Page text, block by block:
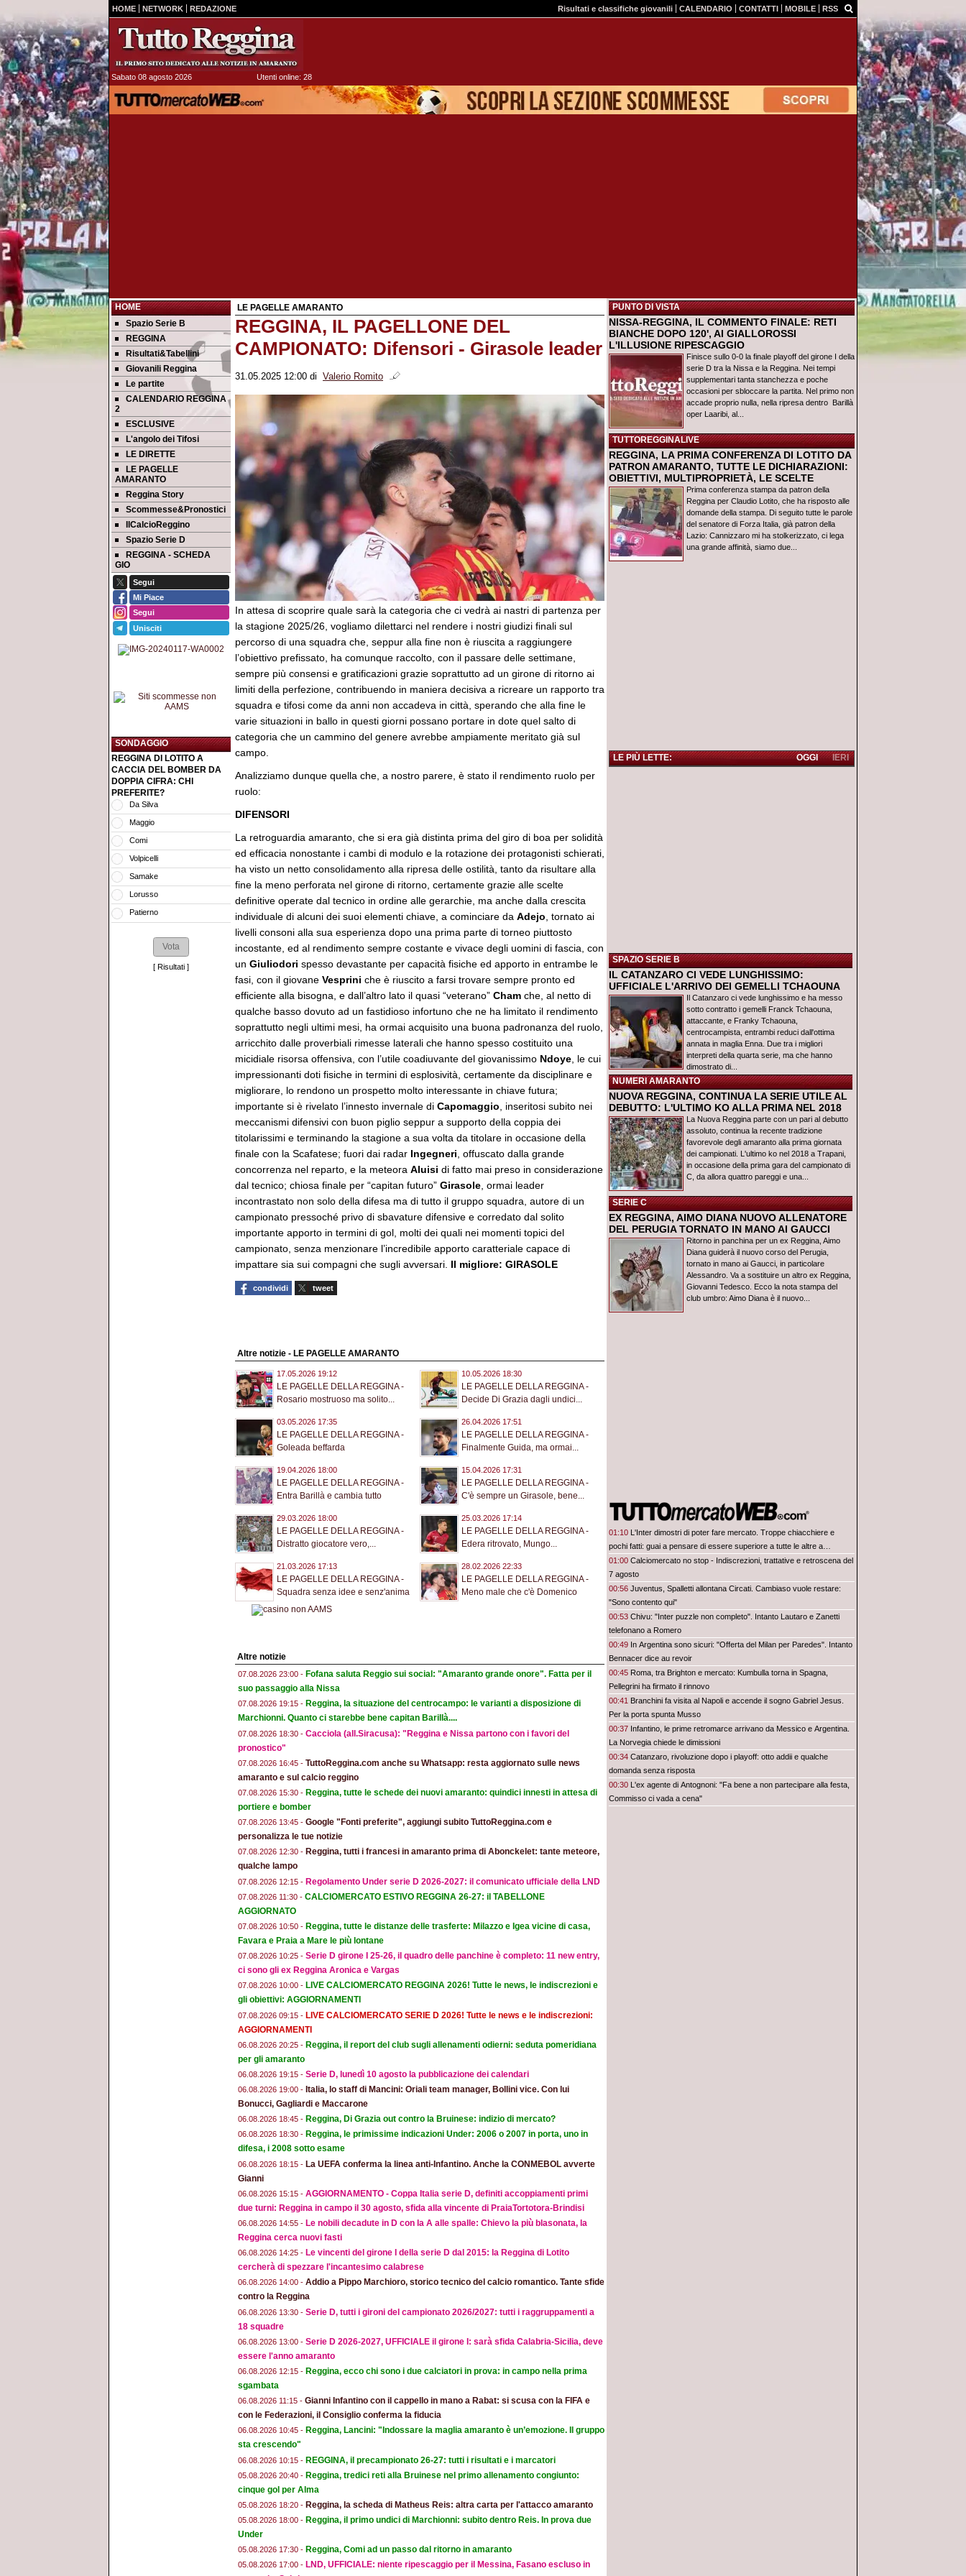
HOME NETWORK REDAZIONE Risultati e classifiche giovanili CALENDARIO CONTATTI MOBILE RSS
Sabato 08 agosto 2026 Utenti online: 28
HOME
Spazio Serie B
REGGINA
Risultati&Tabellini
Giovanili Reggina
Le partite
CALENDARIO REGGINA
2
ESCLUSIVE
L'angolo dei Tifosi
LE DIRETTE
LE PAGELLE
AMARANTO
Reggina Story
Scommesse&Pronostici
IlCalcioReggino
Spazio Serie D
REGGINA - SCHEDA
GIO
Segui
Mi Piace
Segui
Unisciti
SONDAGGIO
REGGINA DI LOTITO A
CACCIA DEL BOMBER DA
DOPPIA CIFRA: CHI
PREFERITE?
Da Silva
Maggio
Comi
Volpicelli
Samake
Lorusso
Patierno
[ Risultati ]
LE PAGELLE AMARANTO
REGGINA, IL PAGELLONE DEL
CAMPIONATO: Difensori - Girasole leader
31.05.2025 12:00 di Valerio Romito
In attesa di scoprire quale sarà la categoria che ci vedrà ai nastri di partenza per
la stagione 2025/26, vogliamo dilettarci nel rendere i nostri giudizi finali sul
percorso di una squadra che, seppur alla fine non è riuscita a raggiungere
l’obiettivo prefissato, ha comunque raccolto, con il passare delle settimane,
sempre più consensi e gratificazioni grazie soprattutto ad un girone di ritorno ai
limiti della perfezione, contribuendo in maniera decisiva a ricreare un rapporto tra
squadra e tifosi come da anni non accadeva in città, sperando che alla fine le
varie situazioni in ballo in questi giorni possano portare in dote quel salto di
categoria che un cammino del genere avrebbe ampiamente meritato già sul
campo.
Analizziamo dunque quella che, a nostro parere, è stato il rendimento ruolo per
ruolo:
DIFENSORI
La retroguardia amaranto, che si era già distinta prima del giro di boa per solidità
ed efficacia nonostante i cambi di modulo e la rotazione dei protagonisti schierati,
ha visto un netto consolidamento alla ripresa delle ostilità, tanto da risultare alla
fine la meno perforata nel girone di ritorno, certamente grazie alle scelte
definitive operate dal tecnico in ordine alle gerarchie, ma anche dalla crescita
individuale di alcuni dei suoi elementi chiave, a cominciare da Adejo , tornato ai
livelli consoni alla sua esperienza dopo una prima parte di torneo piuttosto
incostante, ed al rendimento sempre costante e vivace degli uomini di fascia, con
un Giuliodori spesso devastante per capacità fisiche ed apporto in entrambe le
fasi, con il giovane Vesprini che è riuscito a farsi trovare sempre pronto ed
efficiente alla bisogna, e dall’altro lato il quasi “veterano” Cham che, al netto di
qualche basso dovuto ad un fastidioso infortuno che ne ha limitato il rendimento
soprattutto negli ultimi mesi, ha ormai acquisito una buona padronanza del ruolo,
arricchito dalle proverbiali rimesse laterali che hanno spesso costituito una
micidiale risorsa offensiva, con l’utile coadiuvante del giovanissimo Ndoye , le cui
impressionanti doti fisiche in termini di esplosività, certamente da disciplinare e
migliorare, lo rendono un prospetto molto interessante in chiave futura;
importante si è rivelato l’innesto invernale di Capomaggio , inseritosi subito nei
meccanismi difensivi con buon piglio seppur a supporto della coppia dei
titolarissimi e terminando la stagione a sua volta da titolare in occasione della
finale con la Scafatese; fuori dai radar Ingegneri , offuscato dalla grande
concorrenza nel reparto, e la meteora Aluisi di fatto mai preso in considerazione
dal tecnico; chiosa finale per “capitan futuro” Girasole , ormai leader
incontrastato non solo della difesa ma di tutto il gruppo squadra, autore di un
campionato pressoché privo di sbavature difensive e corredato dal solito
importante apporto in termini di gol, molti dei quali nei momenti topici del
campionato, senza menzionare l’incredibile apporto caratteriale capace di
impattare sia sui compagni che sugli avversari. Il migliore: GIRASOLE
condividi tweet
Altre notizie - LE PAGELLE AMARANTO
17.05.2026 19:12
LE PAGELLE DELLA REGGINA -
Rosario mostruoso ma solito...
10.05.2026 18:30
LE PAGELLE DELLA REGGINA -
Decide Di Grazia dagli undici...
03.05.2026 17:35
LE PAGELLE DELLA REGGINA -
Goleada beffarda
26.04.2026 17:51
LE PAGELLE DELLA REGGINA -
Finalmente Guida, ma ormai...
19.04.2026 18:00
LE PAGELLE DELLA REGGINA -
Entra Barillà e cambia tutto
15.04.2026 17:31
LE PAGELLE DELLA REGGINA -
C'è sempre un Girasole, bene...
29.03.2026 18:00
LE PAGELLE DELLA REGGINA -
Distratto giocatore vero,...
25.03.2026 17:14
LE PAGELLE DELLA REGGINA -
Edera ritrovato, Mungo...
21.03.2026 17:13
LE PAGELLE DELLA REGGINA -
Squadra senza idee e senz'anima
28.02.2026 22:33
LE PAGELLE DELLA REGGINA -
Meno male che c'è Domenico
Altre notizie
07.08.2026 23:00 - Fofana saluta Reggio sui social: "Amaranto grande onore". Fatta per il
suo passaggio alla Nissa
07.08.2026 19:15 - Reggina, la situazione del centrocampo: le varianti a disposizione di
Marchionni. Quanto ci starebbe bene capitan Barillà....
07.08.2026 18:30 - Cacciola (all.Siracusa): "Reggina e Nissa partono con i favori del
pronostico"
07.08.2026 16:45 - TuttoReggina.com anche su Whatsapp: resta aggiornato sulle news
amaranto e sul calcio reggino
07.08.2026 15:30 - Reggina, tutte le schede dei nuovi amaranto: quindici innesti in attesa di
portiere e bomber
07.08.2026 13:45 - Google "Fonti preferite", aggiungi subito TuttoReggina.com e
personalizza le tue notizie
07.08.2026 12:30 - Reggina, tutti i francesi in amaranto prima di Abonckelet: tante meteore,
qualche lampo
07.08.2026 12:15 - Regolamento Under serie D 2026-2027: il comunicato ufficiale della LND
07.08.2026 11:30 - CALCIOMERCATO ESTIVO REGGINA 26-27: il TABELLONE
AGGIORNATO
07.08.2026 10:50 - Reggina, tutte le distanze delle trasferte: Milazzo e Igea vicine di casa,
Favara e Praia a Mare le più lontane
07.08.2026 10:25 - Serie D girone I 25-26, il quadro delle panchine è completo: 11 new entry,
ci sono gli ex Reggina Aronica e Vargas
07.08.2026 10:00 - LIVE CALCIOMERCATO REGGINA 2026! Tutte le news, le indiscrezioni e
gli obiettivi: AGGIORNAMENTI
07.08.2026 09:15 - LIVE CALCIOMERCATO SERIE D 2026! Tutte le news e le indiscrezioni:
AGGIORNAMENTI
06.08.2026 20:25 - Reggina, il report del club sugli allenamenti odierni: seduta pomeridiana
per gli amaranto
06.08.2026 19:15 - Serie D, lunedì 10 agosto la pubblicazione dei calendari
06.08.2026 19:00 - Italia, lo staff di Mancini: Oriali team manager, Bollini vice. Con lui
Bonucci, Gagliardi e Maccarone
06.08.2026 18:45 - Reggina, Di Grazia out contro la Bruinese: indizio di mercato?
06.08.2026 18:30 - Reggina, le primissime indicazioni Under: 2006 o 2007 in porta, uno in
difesa, i 2008 sotto esame
06.08.2026 18:15 - La UEFA conferma la linea anti-Infantino. Anche la CONMEBOL avverte
Gianni
06.08.2026 15:15 - AGGIORNAMENTO - Coppa Italia serie D, definiti accoppiamenti primi
due turni: Reggina in campo il 30 agosto, sfida alla vincente di PraiaTortotora-Brindisi
06.08.2026 14:55 - Le nobili decadute in D con la A alle spalle: Chievo la più blasonata, la
Reggina cerca nuovi fasti
06.08.2026 14:25 - Le vincenti del girone I della serie D dal 2015: la Reggina di Lotito
cercherà di spezzare l'incantesimo calabrese
06.08.2026 14:00 - Addio a Pippo Marchioro, storico tecnico del calcio romantico. Tante sfide
contro la Reggina
06.08.2026 13:30 - Serie D, tutti i gironi del campionato 2026/2027: tutti i raggruppamenti a
18 squadre
06.08.2026 13:00 - Serie D 2026-2027, UFFICIALE il girone I: sarà sfida Calabria-Sicilia, deve
essere l'anno amaranto
06.08.2026 12:15 - Reggina, ecco chi sono i due calciatori in prova: in campo nella prima
sgambata
06.08.2026 11:15 - Gianni Infantino con il cappello in mano a Rabat: si scusa con la FIFA e
con le Federazioni, il Consiglio conferma la fiducia
06.08.2026 10:45 - Reggina, Lancini: "Indossare la maglia amaranto è un’emozione. Il gruppo
sta crescendo"
06.08.2026 10:15 - REGGINA, il precampionato 26-27: tutti i risultati e i marcatori
05.08.2026 20:40 - Reggina, tredici reti alla Bruinese nel primo allenamento congiunto:
cinque gol per Alma
05.08.2026 18:20 - Reggina, la scheda di Matheus Reis: altra carta per l'attacco amaranto
05.08.2026 18:00 - Reggina, il primo undici di Marchionni: subito dentro Reis. In prova due
Under
05.08.2026 17:30 - Reggina, Comi ad un passo dal ritorno in amaranto
05.08.2026 17:00 - LND, UFFICIALE: niente ripescaggio per il Messina, Fasano escluso in
PUNTO DI VISTA
NISSA-REGGINA, IL COMMENTO FINALE: RETI
BIANCHE DOPO 120', AI GIALLOROSSI
L'ILLUSIONE RIPESCAGGIO
Finisce sullo 0-0 la finale playoff del girone I della
serie D tra la Nissa e la Reggina. Nei tempi
supplementari tanta stanchezza e poche
occasioni per sbloccare la partita. Nel primo non
accade proprio nulla, nella ripresa dentro Barillà
oper Laaribi, al...
TUTTOREGGINALIVE
REGGINA, LA PRIMA CONFERENZA DI LOTITO DA
PATRON AMARANTO, TUTTE LE DICHIARAZIONI:
OBIETTIVI, MULTIPROPRIETÀ, LE SCELTE
Prima conferenza stampa da patron della
Reggina per Claudio Lotito, che ha risposto alle
domande della stampa. Di seguito tutte le parole
del senatore di Forza Italia, già patron della
Lazio: Cannizzaro mi ha stolkerizzato, ci lega
una grande affinità, siamo due...
LE PIÙ LETTE: IERI
OGGI
SPAZIO SERIE B
IL CATANZARO CI VEDE LUNGHISSIMO:
UFFICIALE L'ARRIVO DEI GEMELLI TCHAOUNA
Il Catanzaro ci vede lunghissimo e ha messo
sotto contratto i gemelli Franck Tchaouna,
attaccante, e Franky Tchaouna,
centrocampista, entrambi reduci dall'ottima
annata in maglia Enna. Due tra i migliori
interpreti della quarta serie, ma che hanno
dimostrato di...
NUMERI AMARANTO
NUOVA REGGINA, CONTINUA LA SERIE UTILE AL
DEBUTTO: L'ULTIMO KO ALLA PRIMA NEL 2018
La Nuova Reggina parte con un pari al debutto
assoluto, continua la recente tradizione
favorevole degli amaranto alla prima giornata
dei campionati. L'ultimo ko nel 2018 a Trapani,
in occasione della prima gara del campionato di
C, da allora quattro pareggi e una...
SERIE C
EX REGGINA, AIMO DIANA NUOVO ALLENATORE
DEL PERUGIA TORNATO IN MANO AI GAUCCI
Ritorno in panchina per un ex Reggina, Aimo
Diana guiderà il nuovo corso del Perugia,
tornato in mano ai Gaucci, in particolare
Alessandro. Va a sostituire un altro ex Reggina,
Giovanni Tedesco. Ecco la nota stampa del
club umbro: Aimo Diana è il nuovo...
01:10 L'Inter dimostri di poter fare mercato. Troppe chiacchiere e
pochi fatti: guai a pensare di essere superiore a tutte le altre a
prescindere. Juve, il portiere può diventare un "problema". Milan-Leao,
serve una decisione netta
01:00 Calciomercato no stop - Indiscrezioni, trattative e retroscena del
7 agosto
00:56 Juventus, Spalletti allontana Circati. Cambiaso vuole restare:
"Sono contento qui"
00:53 Chivu: "Inter puzzle non completo". Intanto Lautaro e Zanetti
telefonano a Romero
00:49 In Argentina sono sicuri: "Offerta del Milan per Paredes". Intanto
Bennacer dice au revoir
00:45 Roma, tra Brighton e mercato: Kumbulla torna in Spagna,
Pellegrini ha firmato il rinnovo
00:41 Branchini fa visita al Napoli e accende il sogno Gabriel Jesus.
Per la porta spunta Musso
00:37 Infantino, le prime retromarce arrivano da Messico e Argentina.
La Norvegia chiede le dimissioni
00:34 Catanzaro, rivoluzione dopo i playoff: otto addii e qualche
domanda senza risposta
00:30 L'ex agente di Antognoni: "Fa bene a non partecipare alla festa,
Commisso ci vada a cena"